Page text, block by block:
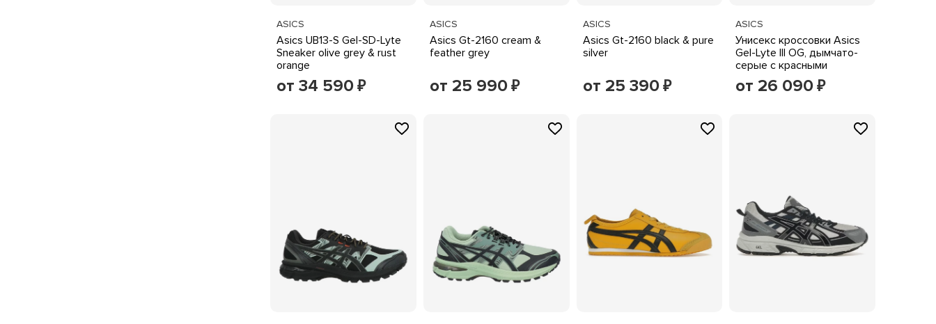
ASICS
Asics UB13-S Gel-SD-Lyte
Sneaker olive grey & rust
orange
от 34 590 ₽
ASICS
Asics Gt-2160 cream &
feather grey
от 25 990 ₽
ASICS
Asics Gt-2160 black & pure
silver
от 25 390 ₽
ASICS
Унисекс кроссовки Asics
Gel-Lyte III OG, дымчато-
серые с красными
акцентами
от 26 090 ₽